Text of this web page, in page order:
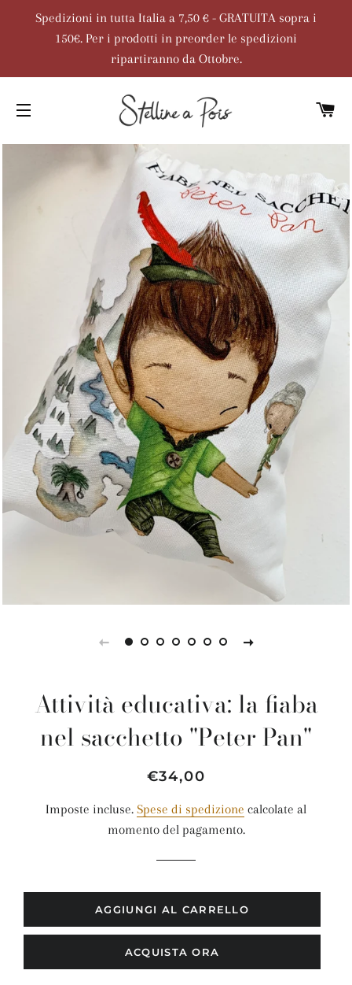
Spedizioni in tutta Italia a 7,50 € - GRATUITA sopra i
150€. Per i prodotti in preorder le spedizioni
ripartiranno da Ottobre.
NAVIGAZIONE DEL SITO
Attività educativa: la fiaba
nel sacchetto "Peter Pan"
Prezzo
listino
Prezzo
€34,00
Imposte incluse. Spese di spedizione calcolate al
momento del pagamento.
AGGIUNGI AL CARRELLO
ACQUISTA ORA